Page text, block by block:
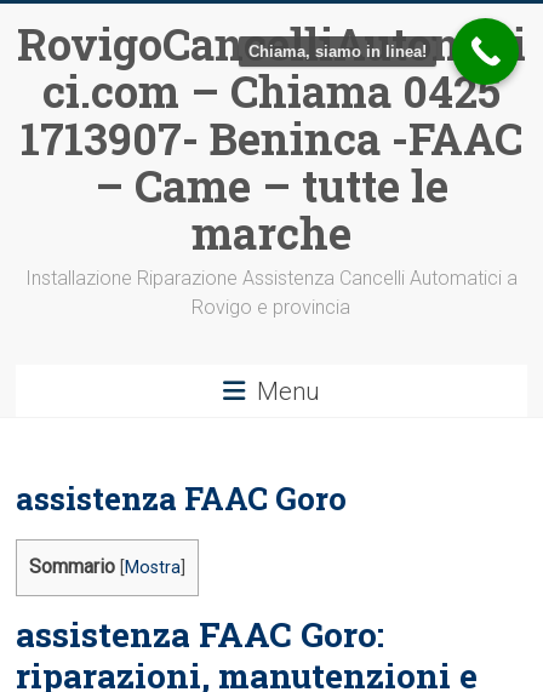
contenuto
RovigoCancelliAutomati
ci.com – Chiama 0425
1713907- Beninca -FAAC
– Came – tutte le
marche
Installazione Riparazione Assistenza Cancelli Automatici a
Rovigo e provincia
Menu
assistenza FAAC Goro
Sommario Mostra
assistenza FAAC Goro:
riparazioni, manutenzioni e
Chiama, siamo in linea!